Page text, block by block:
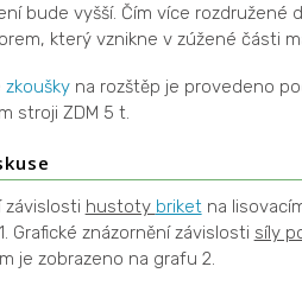
bude vyšší. Čím více
který vznikne v zúžené části
zkouškyna rozštěp je provedeno
stroji ZDM 5 t.
závislosti hustoty briket na
Grafické znázornění závislosti síly
je zobrazeno na grafu 2.